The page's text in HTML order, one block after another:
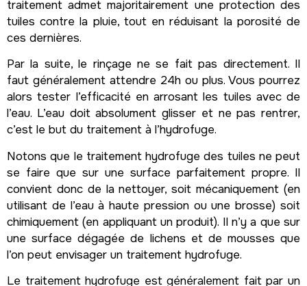
traitement admet majoritairement une protection des
tuiles contre la pluie, tout en réduisant la porosité de
ces dernières.
Par la suite, le rinçage ne se fait pas directement. Il
faut généralement attendre 24h ou plus. Vous pourrez
alors tester l’efficacité en arrosant les tuiles avec de
l’eau. L’eau doit absolument glisser et ne pas rentrer,
c’est le but du traitement à l’hydrofuge.
Notons que le traitement hydrofuge des tuiles ne peut
se faire que sur une surface parfaitement propre. Il
convient donc de la nettoyer, soit mécaniquement (en
utilisant de l’eau à haute pression ou une brosse) soit
chimiquement (en appliquant un produit). Il n’y a que sur
une surface dégagée de lichens et de mousses que
l’on peut envisager un traitement hydrofuge.
Le traitement hydrofuge est généralement fait par un